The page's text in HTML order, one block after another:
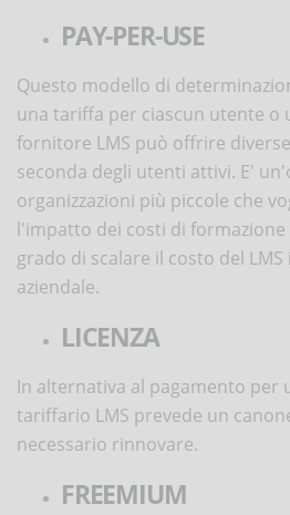
PAY-PER-USE
Questo modello di
una tariffa per ciascun utente o
fornitore LMS può offrire
seconda degli utenti attivi. E'
organizzazioni più piccole che
l'impatto dei costi di
grado di scalare il costo del
aziendale.
LICENZA
In alternativa al pagamento per
tariffario LMS prevede un
necessario rinnovare.
FREEMIUM